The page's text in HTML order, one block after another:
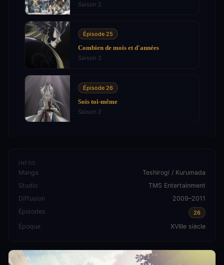
Saison 2
Épisode 25
Combien de mois et d'années
Saison 2
Épisode 26
Sois toi-même
Saison 2
INFOS
Manga
Teshirogi / Kurumada
Studio
TMS Entertainment
Diffusion
2009–2011
Épisodes
26
Époque XVIIIe siècle